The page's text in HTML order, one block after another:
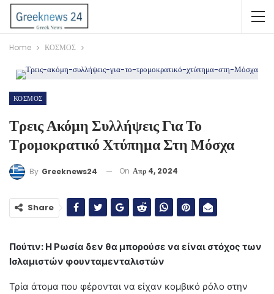
Home ΚΟΣΜΟΣ
ΚΟΣΜΟΣ
Τρεις Ακόμη Συλλήψεις Για Το
Τρομοκρατικό Χτύπημα Στη Μόσχα
By Greeknews24 On Απρ 4, 2024
Share
Πούτιν: Η Ρωσία δεν θα μπορούσε να είναι στόχος των
Ισλαμιστών φουνταμενταλιστών
Τρία άτομα που φέρονται να είχαν κομβικό ρόλο στην